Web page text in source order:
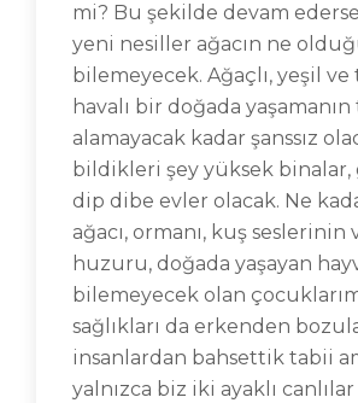
mi? Bu şekilde devam
yeni nesiller ağacın ne
bilemeyecek. Ağaçlı, yeşil
havalı bir doğada yaşamanın
alamayacak kadar şanssız
bildikleri şey yüksek binalar,
dip dibe evler olacak. Ne
ağacı, ormanı, kuş seslerinin
huzuru, doğada yaşayan
bilemeyecek olan
sağlıkları da erkenden
insanlardan bahsettik tabii
yalnızca biz iki ayaklı